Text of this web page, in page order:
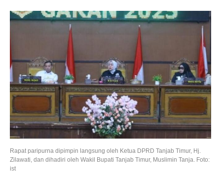
​Rapat paripurna dipimpin langsung oleh Ketua DPRD Tanjab Timur, Hj.
Zilawati, dan dihadiri oleh Wakil Bupati Tanjab Timur, Muslimin Tanja. Foto:
ist